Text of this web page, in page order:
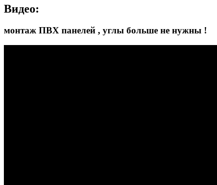
Видео:
монтаж ПВХ панелей , углы больше не нужны !